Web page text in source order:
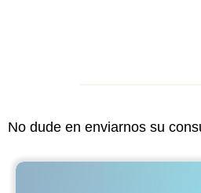
No dude en enviarnos su